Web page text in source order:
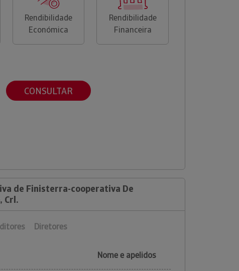
Rendibilidade
Económica
Rendibilidade
Financeira
CONSULTAR
de Finisterra-cooperativa De
Crl.
Diretores
Nome e apelidos